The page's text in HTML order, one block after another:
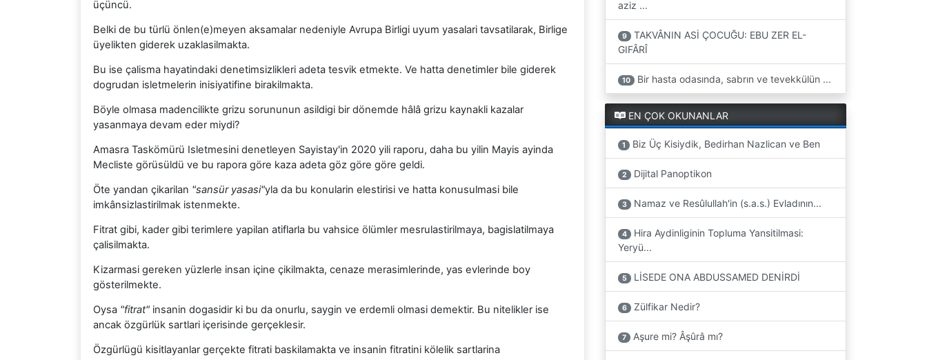
üçüncü.
Belki de bu türlü önlen(e)meyen aksamalar nedeniyle Avrupa Birligi uyum yasalari tavsatilarak, Birlige
üyelikten giderek uzaklasilmakta.
Bu ise çalisma hayatindaki denetimsizlikleri adeta tesvik etmekte. Ve hatta denetimler bile giderek
dogrudan isletmelerin inisiyatifine birakilmakta.
Böyle olmasa madencilikte grizu sorununun asildigi bir dönemde hâlâ grizu kaynakli kazalar
yasanmaya devam eder miydi?
Amasra Taskömürü Isletmesini denetleyen Sayistay'in 2020 yili raporu, daha bu yilin Mayis ayinda
Mecliste görüsüldü ve bu rapora göre kaza adeta göz göre göre geldi.
Öte yandan çikarilan "sansür yasasi"yla da bu konularin elestirisi ve hatta konusulmasi bile
imkânsizlastirilmak istenmekte.
Fitrat gibi, kader gibi terimlere yapilan atiflarla bu vahsice ölümler mesrulastirilmaya, bagislatilmaya
çalisilmakta.
Kizarmasi gereken yüzlerle insan içine çikilmakta, cenaze merasimlerinde, yas evlerinde boy
gösterilmekte.
Oysa "fitrat"insanin dogasidir ki bu da onurlu, saygin ve erdemli olmasi demektir. Bu nitelikler ise
ancak özgürlük sartlari içerisinde gerçeklesir.
Özgürlügü kisitlayanlar gerçekte fitrati baskilamakta ve insanin fitratini kölelik sartlarina
aziz ...
9
TAKVÂNIN ASİ ÇOCUĞU: EBU ZER EL-
GIFÂRÎ
10 Bir hasta odasında, sabrın ve tevekkülün ...
EN ÇOK OKUNANLAR
1 Biz Üç Kisiydik, Bedirhan Nazlican ve Ben
2 Dijital Panoptikon
3 Namaz ve Resûlullah'in (s.a.s.) Evladının...
4
Hira Aydinliginin Topluma Yansitilmasi:
Yeryü...
5 LİSEDE ONA ABDUSSAMED DENİRDİ
6 Zülfikar Nedir?
7 Aşure mi? Âşûrâ mı?